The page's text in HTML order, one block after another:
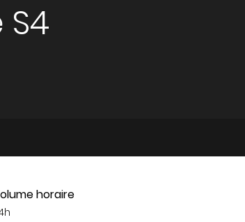
horaire